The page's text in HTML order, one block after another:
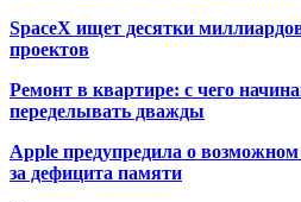
SpaceX ищет десятки
проектов
Ремонт в квартире: с чего
переделывать дважды
Apple предупредила о возможном
за дефицита памяти